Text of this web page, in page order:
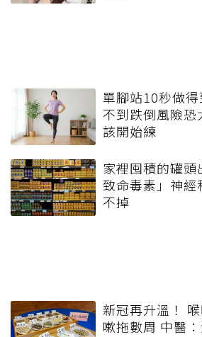
單腳站10秒做
不到跌倒風險恐
該開始練
家裡囤積的罐
致命毒素」神
不掉
新冠再升溫！
嗽拖數周 中醫